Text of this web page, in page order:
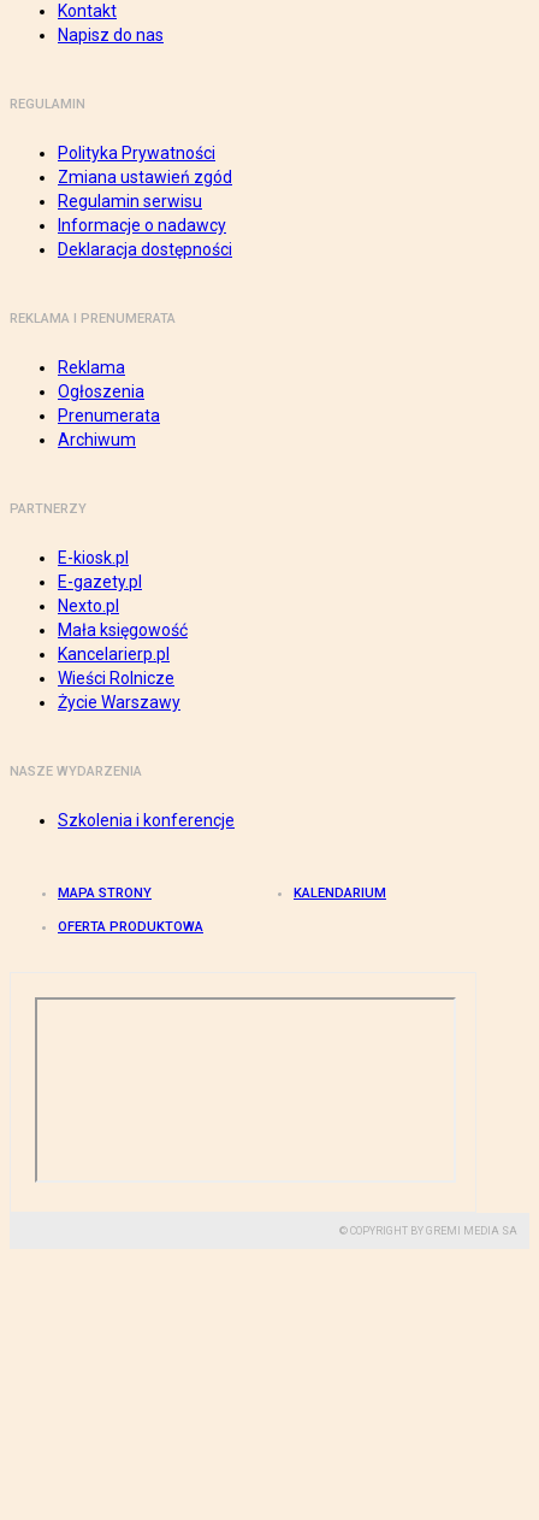
Kontakt
Napisz do nas
REGULAMIN
Polityka Prywatności
Zmiana ustawień zgód
Regulamin serwisu
Informacje o nadawcy
Deklaracja dostępności
REKLAMA I PRENUMERATA
Reklama
Ogłoszenia
Prenumerata
Archiwum
PARTNERZY
E-kiosk.pl
E-gazety.pl
Nexto.pl
Mała księgowość
Kancelarierp.pl
Wieści Rolnicze
Życie Warszawy
NASZE WYDARZENIA
Szkolenia i konferencje
MAPA STRONY KALENDARIUM
OFERTA PRODUKTOWA
© COPYRIGHT BY GREMI MEDIA SA